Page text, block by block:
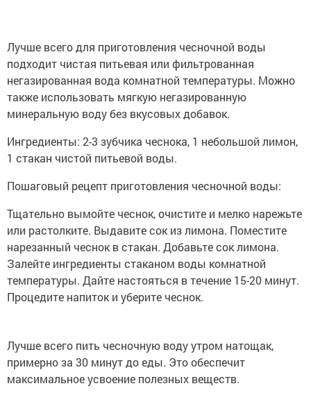
Лучше всего для приготовления чесночной воды
подходит чистая питьевая или фильтрованная
негазированная вода комнатной температуры. Можно
также использовать мягкую негазированную
минеральную воду без вкусовых добавок.
Ингредиенты: 2-3 зубчика чеснока, 1 небольшой лимон,
1 стакан чистой питьевой воды.
Пошаговый рецепт приготовления чесночной воды:
Тщательно вымойте чеснок, очистите и мелко нарежьте
или растолките. Выдавите сок из лимона. Поместите
нарезанный чеснок в стакан. Добавьте сок лимона.
Залейте ингредиенты стаканом воды комнатной
температуры. Дайте настояться в течение 15-20 минут.
Процедите напиток и уберите чеснок.
Лучше всего пить чесночную воду утром натощак,
примерно за 30 минут до еды. Это обеспечит
максимальное усвоение полезных веществ.